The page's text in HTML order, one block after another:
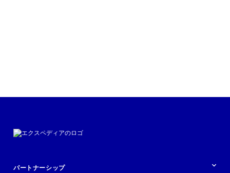
パートナーシップ